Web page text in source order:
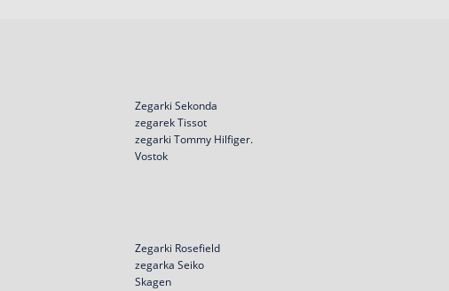
Zegarki Sekonda
zegarek Tissot
zegarki Tommy Hilfiger.
Vostok
Zegarki Rosefield
zegarka Seiko
Skagen